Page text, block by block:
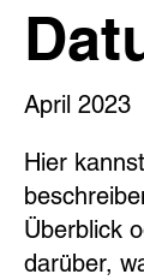
April 2023
Hier
Überblick
darüber,